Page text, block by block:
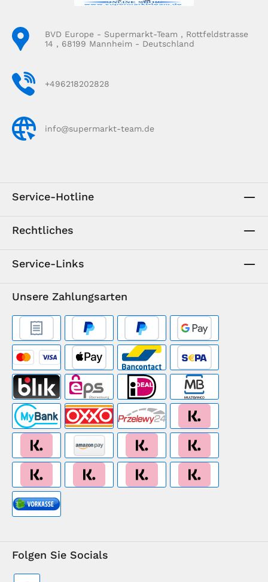
BVD Europe - Supermarkt-Team , Rottfeldstrasse
14 , 68199 Mannheim - Deutschland
+496218202828
info@supermarkt-team.de
Service-Hotline
Rechtliches
Service-Links
Unsere Zahlungsarten
Folgen Sie Socials